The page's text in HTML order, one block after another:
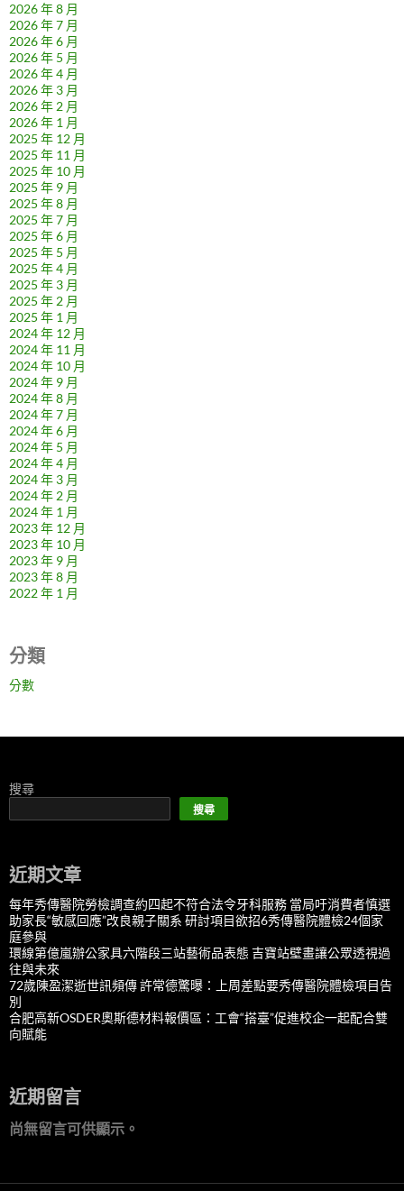
2026 年 8 月
2026 年 7 月
2026 年 6 月
2026 年 5 月
2026 年 4 月
2026 年 3 月
2026 年 2 月
2026 年 1 月
2025 年 12 月
2025 年 11 月
2025 年 10 月
2025 年 9 月
2025 年 8 月
2025 年 7 月
2025 年 6 月
2025 年 5 月
2025 年 4 月
2025 年 3 月
2025 年 2 月
2025 年 1 月
2024 年 12 月
2024 年 11 月
2024 年 10 月
2024 年 9 月
2024 年 8 月
2024 年 7 月
2024 年 6 月
2024 年 5 月
2024 年 4 月
2024 年 3 月
2024 年 2 月
2024 年 1 月
2023 年 12 月
2023 年 10 月
2023 年 9 月
2023 年 8 月
2022 年 1 月
分類
分數
搜尋
搜尋
近期文章
每年秀傳醫院勞檢調查約四起不符合法令牙科服務 當局吁消費者慎選
助家長“敏感回應”改良親子關系 研討項目欲招6秀傳醫院體檢24個家
庭參與
環線第億嵐辦公家具六階段三站藝術品表態 吉寶站壁畫讓公眾透視過
往與未來
72歲陳盈潔逝世訊頻傳 許常德驚曝：上周差點要秀傳醫院體檢項目告
別
合肥高新OSDER奧斯德材料報價區：工會“搭臺”促進校企一起配合雙
向賦能
近期留言
尚無留言可供顯示。